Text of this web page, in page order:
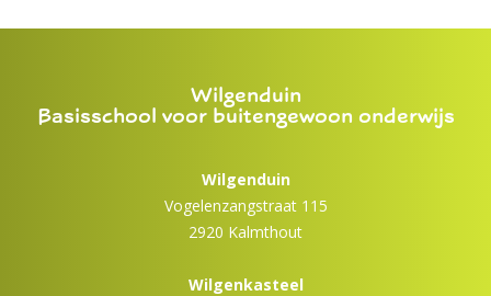
Wilgenduin
Basisschool voor buitengewoon onderwijs
Wilgenduin
Vogelenzangstraat 115
2920 Kalmthout
Wilgenkasteel